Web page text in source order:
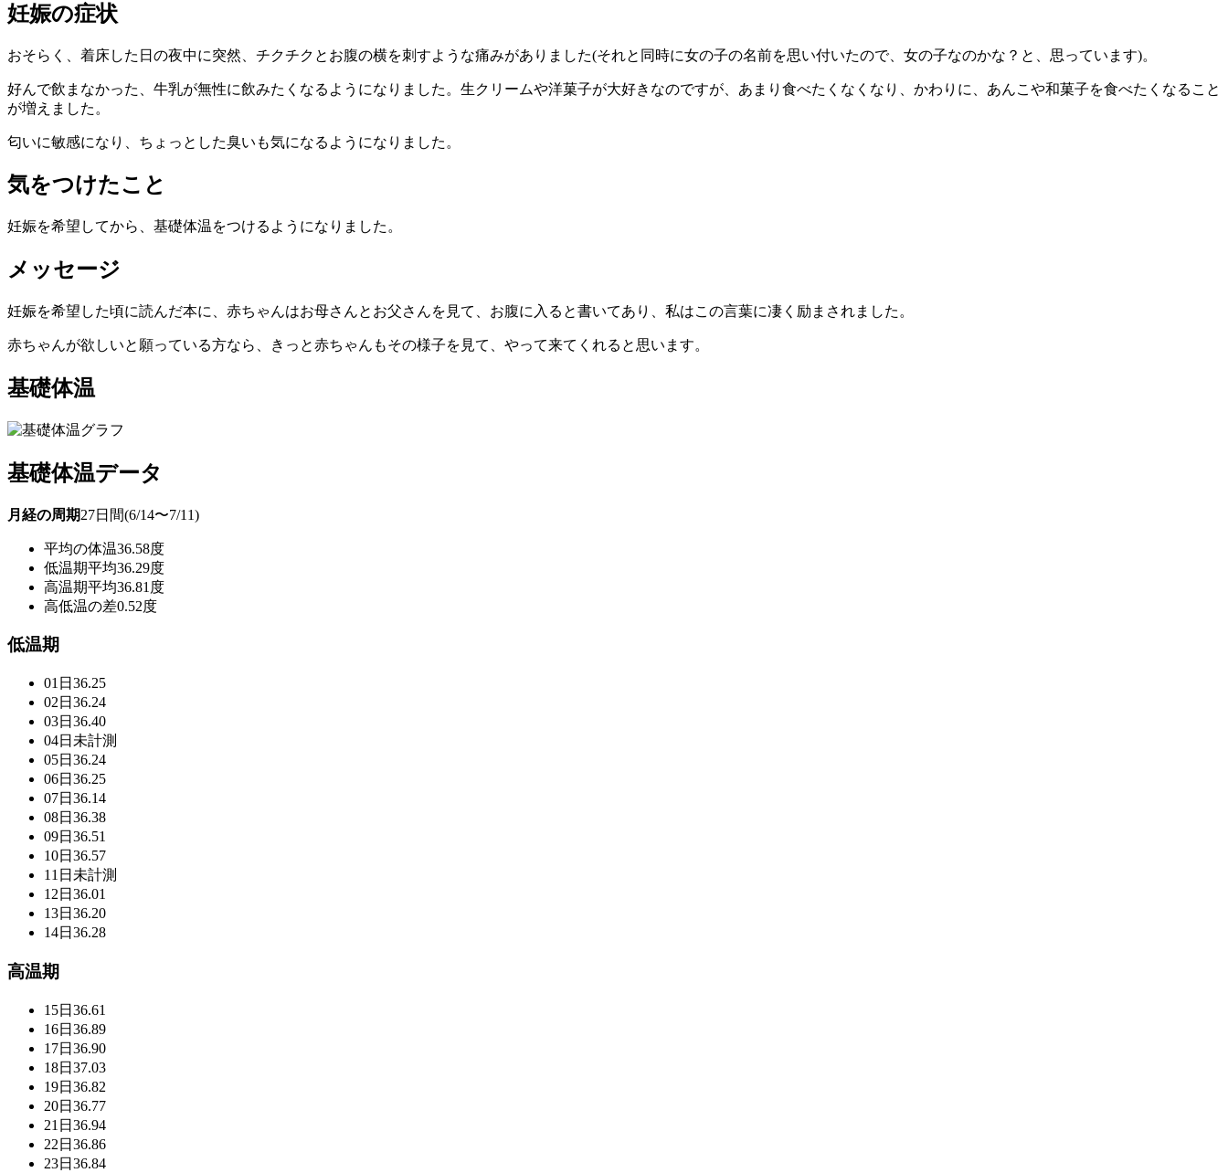
妊娠の症状
おそらく、着床した日の夜中に突然、チクチクとお腹の横を刺すような痛みがありました(それと同時に女の子の名前を思い付いたので、女の子なのかな？と、思っています)。
好んで飲まなかった、牛乳が無性に飲みたくなるようになりました。生クリームや洋菓子が大好きなのですが、あまり食べたくなくなり、かわりに、あんこや和菓子を食べたくなること
が増えました。
匂いに敏感になり、ちょっとした臭いも気になるようになりました。
気をつけたこと
妊娠を希望してから、基礎体温をつけるようになりました。
メッセージ
妊娠を希望した頃に読んだ本に、赤ちゃんはお母さんとお父さんを見て、お腹に入ると書いてあり、私はこの言葉に凄く励まされました。
赤ちゃんが欲しいと願っている方なら、きっと赤ちゃんもその様子を見て、やって来てくれると思います。
基礎体温
基礎体温データ
月経の周期27日間(6/14〜7/11)
平均の体温36.58度
低温期平均36.29度
高温期平均36.81度
高低温の差0.52度
低温期
01日 36.25
02日 36.24
03日 36.40
04日 未計測
05日 36.24
06日 36.25
07日 36.14
08日 36.38
09日 36.51
10日 36.57
11日 未計測
12日 36.01
13日 36.20
14日 36.28
高温期
15日 36.61
16日 36.89
17日 36.90
18日 37.03
19日 36.82
20日 36.77
21日 36.94
22日 36.86
23日 36.84